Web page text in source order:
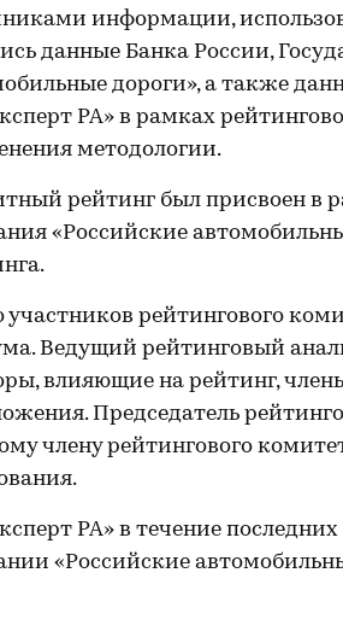
информации,
данные Банка России,
дороги», а также
РА» в рамках
методологии.
рейтинг был присвоен в
«Российские
участников рейтингового
Ведущий рейтинговый
влияющие на рейтинг,
Председатель
члену рейтингового
РА» в течение
«Российские